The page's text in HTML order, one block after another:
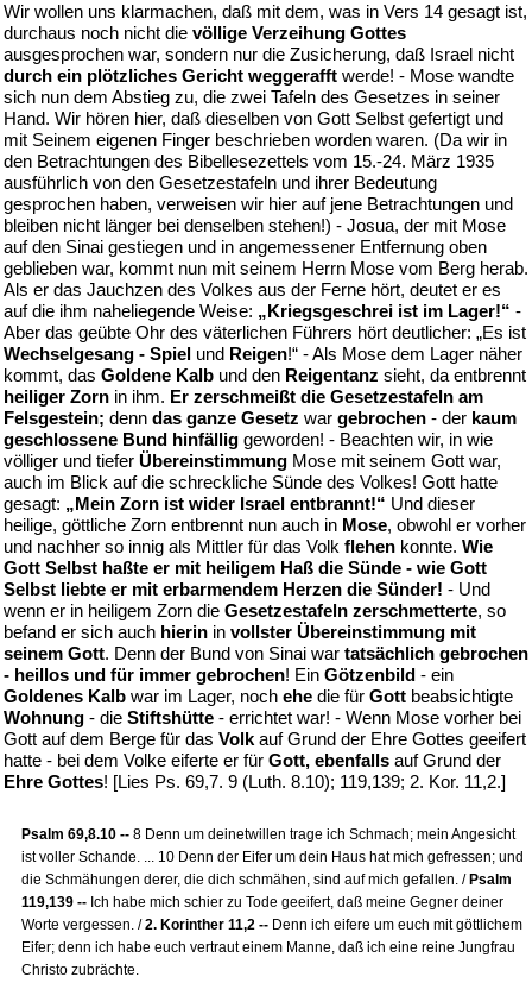
Wir wollen uns klarmachen, daß mit dem, was in Vers 14 gesagt ist,
durchaus noch nicht die völlige Verzeihung Gottes
ausgesprochen war, sondern nur die Zusicherung, daß Israel nicht
durch ein plötzliches Gericht weggerafft werde! - Mose wandte
sich nun dem Abstieg zu, die zwei Tafeln des Gesetzes in seiner
Hand. Wir hören hier, daß dieselben von Gott Selbst gefertigt und
mit Seinem eigenen Finger beschrieben worden waren. (Da wir in
den Betrachtungen des Bibellesezettels vom 15.-24. März 1935
ausführlich von den Gesetzestafeln und ihrer Bedeutung
gesprochen haben, verweisen wir hier auf jene Betrachtungen und
bleiben nicht länger bei denselben stehen!) - Josua, der mit Mose
auf den Sinai gestiegen und in angemessener Entfernung oben
geblieben war, kommt nun mit seinem Herrn Mose vom Berg herab.
Als er das Jauchzen des Volkes aus der Ferne hört, deutet er es
auf die ihm naheliegende Weise: „Kriegsgeschrei ist im Lager!“ -
Aber das geübte Ohr des väterlichen Führers hört deutlicher: „Es ist
Wechselgesang - Spiel und Reigen!“ - Als Mose dem Lager näher
kommt, das Goldene Kalb und den Reigentanz sieht, da entbrennt
heiliger Zorn in ihm. Er zerschmeißt die Gesetzestafeln am
Felsgestein; denn das ganze Gesetz war gebrochen - der kaum
geschlossene Bund hinfällig geworden! - Beachten wir, in wie
völliger und tiefer Übereinstimmung Mose mit seinem Gott war,
auch im Blick auf die schreckliche Sünde des Volkes! Gott hatte
gesagt: „Mein Zorn ist wider Israel entbrannt!“ Und dieser
heilige, göttliche Zorn entbrennt nun auch in Mose, obwohl er vorher
und nachher so innig als Mittler für das Volk flehen konnte. Wie
Gott Selbst haßte er mit heiligem Haß die Sünde - wie Gott
Selbst liebte er mit erbarmendem Herzen die Sünder! - Und
wenn er in heiligem Zorn die Gesetzestafeln zerschmetterte, so
befand er sich auch hierin in vollster Übereinstimmung mit
seinem Gott. Denn der Bund von Sinai war tatsächlich gebrochen
- heillos und für immer gebrochen! Ein Götzenbild - ein
Goldenes Kalb war im Lager, noch ehe die für Gott beabsichtigte
Wohnung - die Stiftshütte - errichtet war! - Wenn Mose vorher bei
Gott auf dem Berge für das Volk auf Grund der Ehre Gottes geeifert
hatte - bei dem Volke eiferte er für Gott, ebenfalls auf Grund der
Ehre Gottes! [Lies Ps. 69,7. 9 (Luth. 8.10); 119,139; 2. Kor. 11,2.]
Psalm 69,8.10 -- 8 Denn um deinetwillen trage ich Schmach; mein Angesicht
ist voller Schande. ... 10 Denn der Eifer um dein Haus hat mich gefressen; und
die Schmähungen derer, die dich schmähen, sind auf mich gefallen. / Psalm
119,139 -- Ich habe mich schier zu Tode geeifert, daß meine Gegner deiner
Worte vergessen. /2. Korinther 11,2 -- Denn ich eifere um euch mit göttlichem
Eifer; denn ich habe euch vertraut einem Manne, daß ich eine reine Jungfrau
Christo zubrächte.